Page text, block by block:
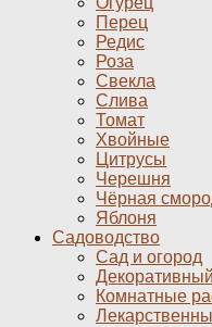
Перец
Редис
Роза
Свекла
Слива
Томат
Хвойные
Цитрусы
Черешня
Чёрная
Яблоня
Садоводство
Сад и огород
Комнатные